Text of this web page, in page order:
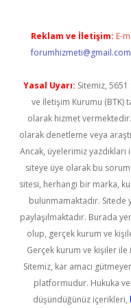
Reklam ve İletişim: E-
forumhizmeti@gmail.com
Yasal Uyarı: Sitemiz, 5651
ve İletişim Kurumu (BTK)
olarak hizmet
olarak denetleme veya
Ancak, üyelerimiz
siteye üye olarak bu
sitesi, herhangi bir marka,
bulunmamaktadır. Sitede
paylaşılmaktadır. Burada
olup, gerçek kurum ve
Gerçek kurum ve kişiler
Sitemiz, kar amacı
platformudur. Hukuka
düşündüğünüz içerikleri,